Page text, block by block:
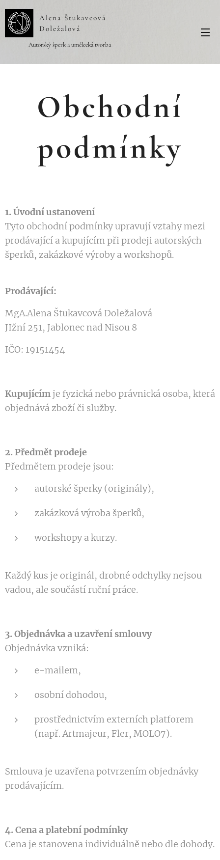
Alena Štukavcová
Doležalová
Autorský šperk a umělecká tvorba
Obchodní
podmínky
1. Úvodní ustanovení
Tyto obchodní podmínky upravují vztahy mezi
prodávající a kupujícím při prodeji autorských
šperků, zakázkové výroby a workshopů.
Prodávající:
MgA.Alena Štukavcová Doležalová
JIžní 251, Jablonec nad Nisou 8
IČO: 19151454
Kupujícím je fyzická nebo právnická osoba, která
objednává zboží či služby.
2. Předmět prodeje
Předmětem prodeje jsou:
autorské šperky (originály),
zakázková výroba šperků,
workshopy a kurzy.
Každý kus je originál, drobné odchylky nejsou
vadou, ale součástí ruční práce.
3. Objednávka a uzavření smlouvy
Objednávka vzniká:
e-mailem,
osobní dohodou,
prostřednictvím externích platforem
(např. Artmajeur, Fler, MOLO7).
Smlouva je uzavřena potvrzením objednávky
prodávajícím.
4. Cena a platební podmínky
Cena je stanovena individuálně nebo dle dohody.